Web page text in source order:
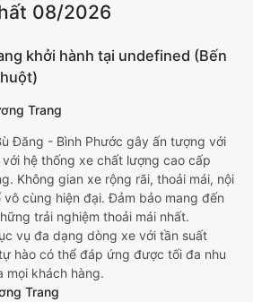
08/2026
khởi hành tại undefined (Bến
Trang
Đăng - Bình Phước gây ấn tượng với
với hệ thống xe chất lượng cao cấp
Không gian xe rộng rãi, thoải mái, nội
cùng hiện đại. Đảm bảo mang đến
trải nghiệm thoải mái nhất.
vụ đa dạng dòng xe với tần suất
hào có thể đáp ứng được tối đa nhu
mọi khách hàng.
Trang